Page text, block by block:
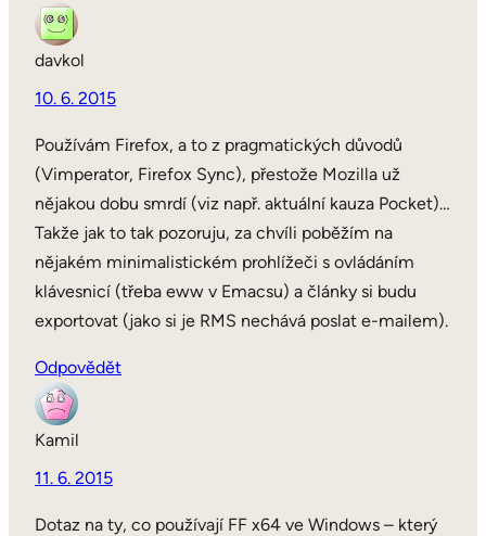
davkol
10. 6. 2015
Používám Firefox, a to z pragmatických důvodů
(Vimperator, Firefox Sync), přestože Mozilla už
nějakou dobu smrdí (viz např. aktuální kauza Pocket)…
Takže jak to tak pozoruju, za chvíli poběžím na
nějakém minimalistickém prohlížeči s ovládáním
klávesnicí (třeba eww v Emacsu) a články si budu
exportovat (jako si je RMS nechává poslat e-mailem).
Odpovědět
Kamil
11. 6. 2015
Dotaz na ty, co používají FF x64 ve Windows – který